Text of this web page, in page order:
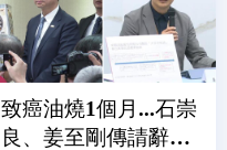
致癌油燒1個月...石崇
良、姜至剛傳請辭？